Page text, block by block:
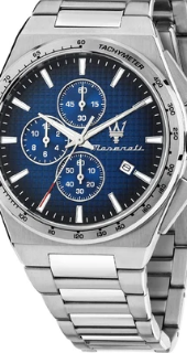
DAMEURE
NYHEDER
OUTLET URE
GAVEIDÉ